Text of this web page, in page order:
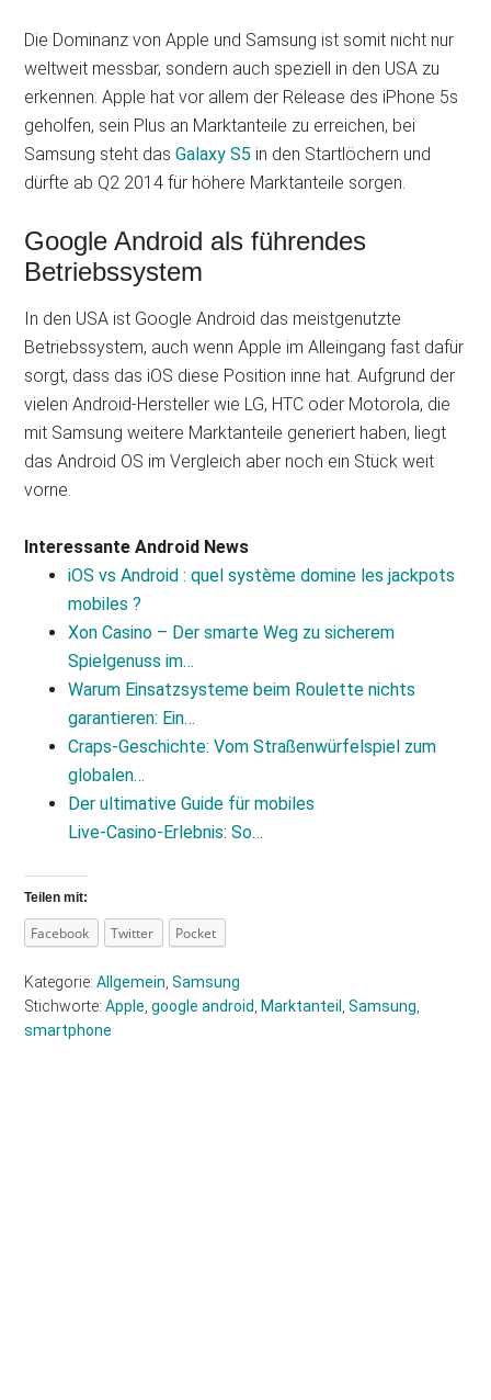
Die Dominanz von Apple und Samsung ist somit nicht nur
weltweit messbar, sondern auch speziell in den USA zu
erkennen. Apple hat vor allem der Release des iPhone 5s
geholfen, sein Plus an Marktanteile zu erreichen, bei
Samsung steht dasGalaxy S5 in den Startlöchern und
dürfte ab Q2 2014 für höhere Marktanteile sorgen.
Google Android als führendes
Betriebssystem
In den USA ist Google Android das meistgenutzte
Betriebssystem, auch wenn Apple im Alleingang fast dafür
sorgt, dass das iOS diese Position inne hat. Aufgrund der
vielen Android-Hersteller wie LG, HTC oder Motorola, die
mit Samsung weitere Marktanteile generiert haben, liegt
das Android OS im Vergleich aber noch ein Stück weit
vorne.
Interessante Android News
iOS vs Android : quel système domine les jackpots
mobiles ?
Xon Casino – Der smarte Weg zu sicherem
Spielgenuss im…
Warum Einsatzsysteme beim Roulette nichts
garantieren: Ein…
Craps-Geschichte: Vom Straßenwürfelspiel zum
globalen…
Der ultimative Guide für mobiles
Live‑Casino‑Erlebnis: So…
Teilen mit:
Facebook Twitter Pocket
Kategorie:Allgemein ,Samsung
Stichworte:Apple ,google android Marktanteil ,Samsung
smartphone